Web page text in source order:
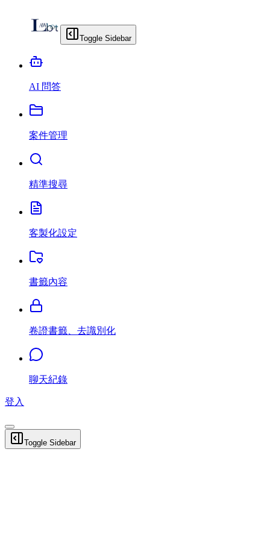
Toggle Sidebar
AI 問答
案件管理
精準搜尋
客製化設定
書籤內容
卷證書籤、去識別化
聊天紀錄
登入
Toggle Sidebar